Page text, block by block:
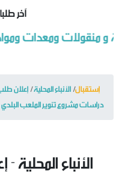
نسيت
آخر
و منقولات ومعدات
إستقبال الأنباء المحلية إعلان
دراسات مشروع تنوير الملعب البلدي
الأنباء